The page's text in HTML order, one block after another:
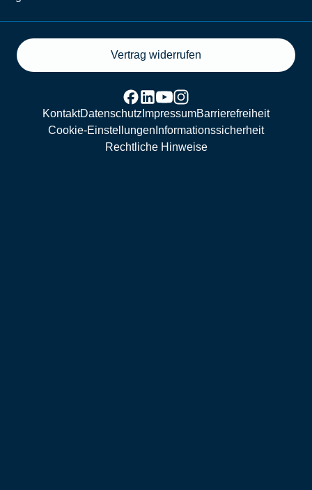
Vertrag widerrufen
KontaktDatenschutz ImpressumBarrierefreiheit
Cookie-Einstellungen Informationssicherheit
Rechtliche Hinweise